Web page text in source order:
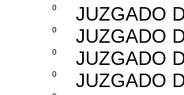
0 JUZGADO
0 JUZGADO
0 JUZGADO
0 JUZGADO